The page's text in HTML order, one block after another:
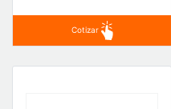
Cotizar